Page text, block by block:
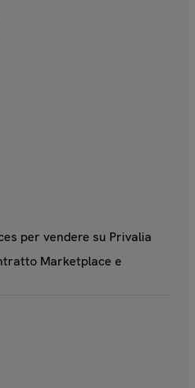
per vendere su Privalia
Marketplace e